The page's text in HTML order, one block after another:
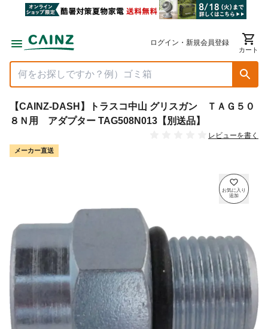
ログイン・新規会員登録
カート
【CAINZ-DASH】トラスコ中山 グリスガン ＴＡＧ５０
８Ｎ用 アダプター TAG508N013【別送品】
レビューを書く
メーカー直送